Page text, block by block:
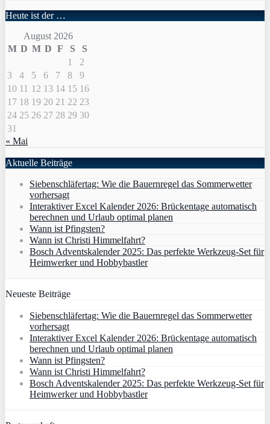
Heute ist der …
August 2026
M D M D F S
S
1
2
3
4 5 6 7 8
9
10 11 12 13 14 15 16
17 18 19 20 21 22 23
24 25 26 27 28 29 30
31
« Mai
Aktuelle Beiträge
Siebenschläfertag: Wie die Bauernregel das Sommerwetter
vorhersagt
Interaktiver Excel Kalender 2026: Brückentage automatisch
berechnen und Urlaub optimal planen
Wann ist Pfingsten?
Wann ist Christi Himmelfahrt?
Bosch Adventskalender 2025: Das perfekte Werkzeug-Set für
Heimwerker und Hobbybastler
Neueste Beiträge
Siebenschläfertag: Wie die Bauernregel das Sommerwetter
vorhersagt
Interaktiver Excel Kalender 2026: Brückentage automatisch
berechnen und Urlaub optimal planen
Wann ist Pfingsten?
Wann ist Christi Himmelfahrt?
Bosch Adventskalender 2025: Das perfekte Werkzeug-Set für
Heimwerker und Hobbybastler